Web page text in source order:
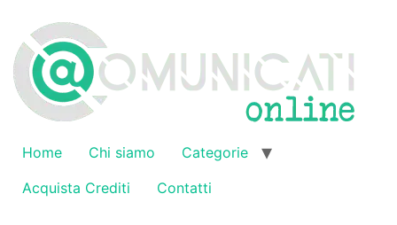
contenuto
Home Chi siamo
Categorie
Acquista Crediti
Contatti